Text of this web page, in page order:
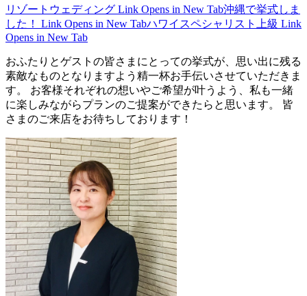
リゾートウェディング Link Opens in New Tab沖縄で挙式しま
した！
Link Opens in New Tabハワイスペシャリスト上級 Link
Opens in New Tab
おふたりとゲストの皆さまにとっての挙式が、思い出に残る
素敵なものとなりますよう精一杯お手伝いさせていただきま
す。 お客様それぞれの想いやご希望が叶うよう、私も一緒
に楽しみながらプランのご提案ができたらと思います。 皆
さまのご来店をお待ちしております！